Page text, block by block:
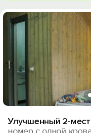
Улучшенный 2-